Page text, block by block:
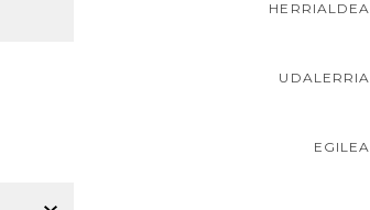
HERRIALDEA
UDALERRIA
EGILEA